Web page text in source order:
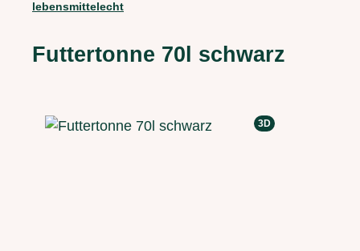
lebensmittelecht
Futtertonne 70l schwarz
Bildergalerie überspringen 3D